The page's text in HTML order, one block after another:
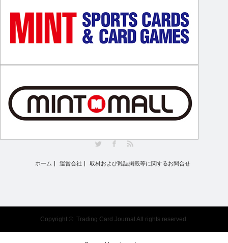
ホーム 運営会社 取材および雑誌掲載等に関するお問合せ
Copyright © Trading Card Journal All rights reserved.